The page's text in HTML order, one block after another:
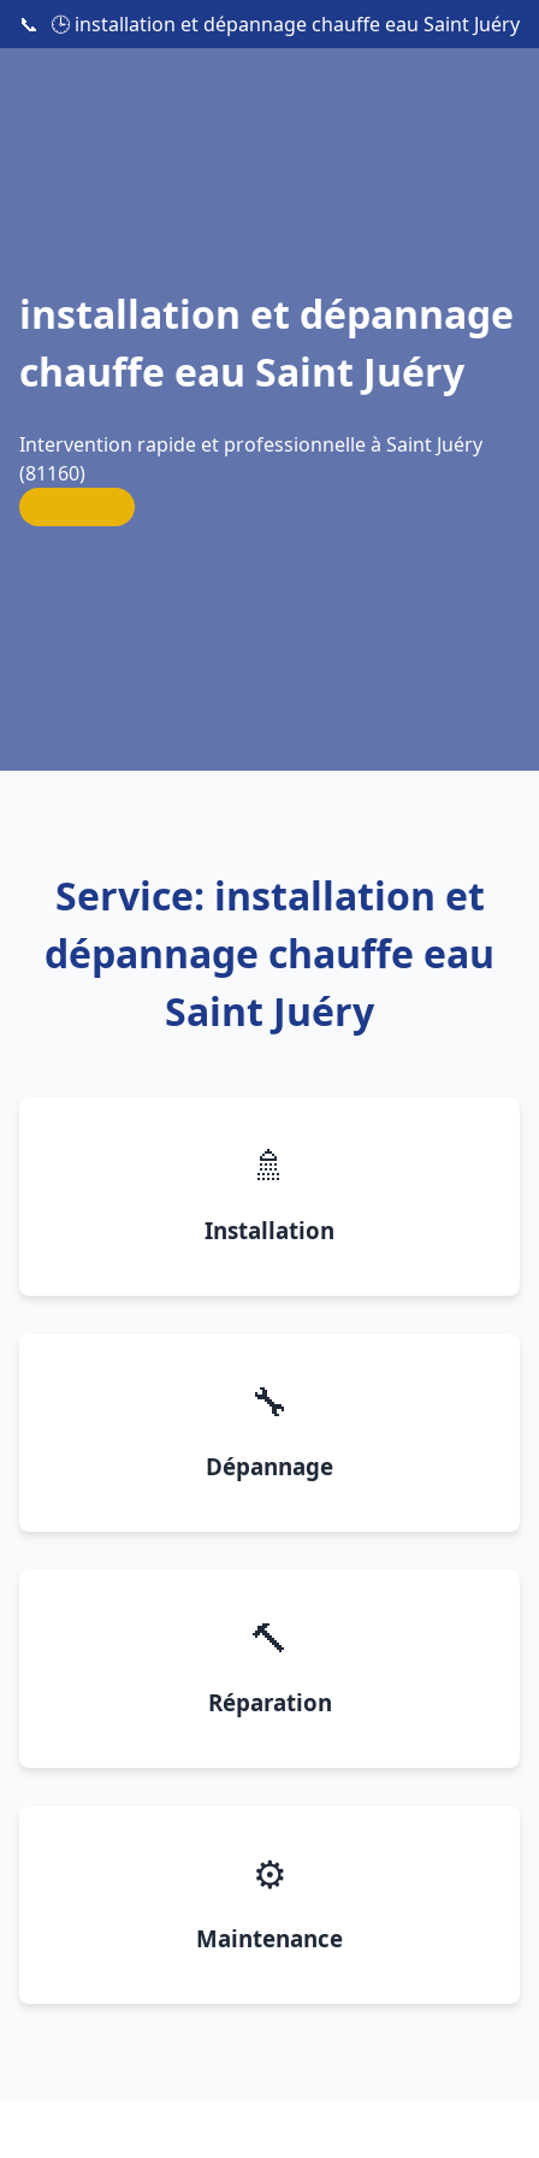
📞 🕒 installation et dépannage chauffe eau Saint Juéry
installation et dépannage
chauffe eau Saint Juéry
Intervention rapide et professionnelle à Saint Juéry
(81160)
Service: installation et
dépannage chauffe eau
Saint Juéry
🚿
Installation
🔧
Dépannage
🔨
Réparation
⚙️
Maintenance